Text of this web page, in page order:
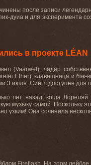
после записи
дуиа и для эксперимента
в проекте LÉAN
(Vaarwel), лидер
Ether), клавишница и бэк-
3 июля. Сингл доступен для
лет назад, когда
музыку самой. Поскольку
узким! Она сочинила
Fireflash. На этом